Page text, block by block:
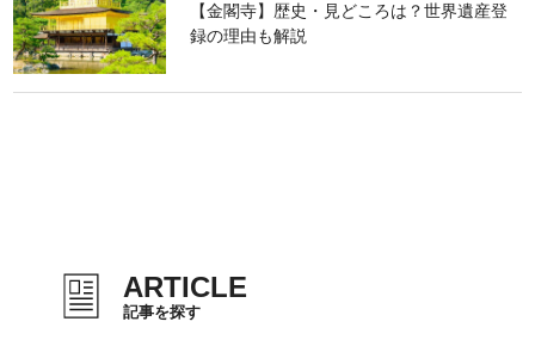
【金閣寺】歴史・見どころは？世界遺産登
録の理由も解説
ARTICLE
記事を探す